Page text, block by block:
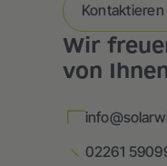
Wir
von
02261